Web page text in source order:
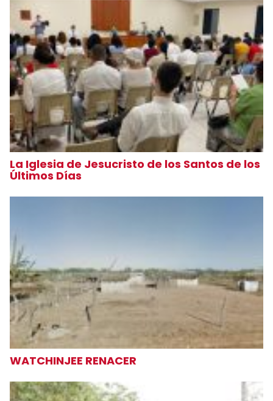
La Iglesia de Jesucristo de los Santos de los
Últimos Días
WATCHINJEE RENACER